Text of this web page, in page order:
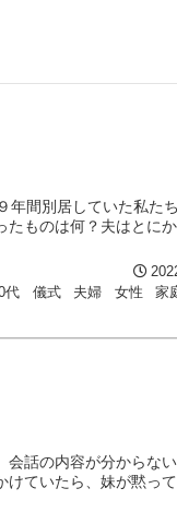
間別居していた私たち
たものは何？夫はとに
代
儀式 夫婦 女性 家
話の内容が分からな
けていたら、妹が黙っ